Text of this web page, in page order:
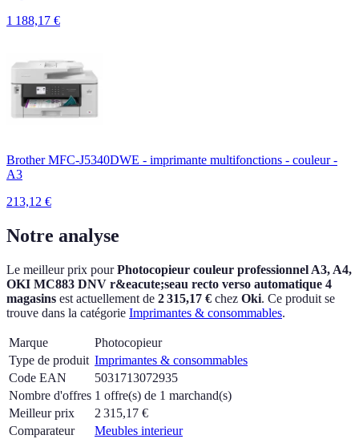
1 188,17 €
Brother MFC-J5340DWE - imprimante multifonctions - couleur -
A3
213,12 €
Notre analyse
Le meilleur prix pourPhotocopieur couleur professionnel A3, A4,
OKI MC883 DNV r&eacute;seau recto verso automatique 4
magasins est actuellement de 2 315,17 € chez Oki. Ce produit se
trouve dans la catégorie Imprimantes & consommables.
Marque
Photocopieur
Type de produit Imprimantes & consommables
Code EAN
5031713072935
Nombre d'offres 1 offre(s) de 1 marchand(s)
Meilleur prix
2 315,17 €
Comparateur
Meubles interieur